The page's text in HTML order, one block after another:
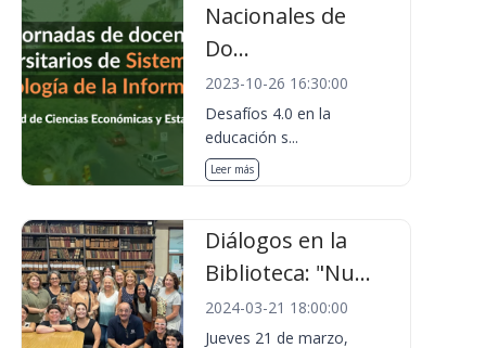
Nacionales de
Do...
2023-10-26 16:30:00
Desafíos 4.0 en la
educación s...
Leer más
Diálogos en la
Biblioteca: "Nu...
2024-03-21 18:00:00
Jueves 21 de marzo,